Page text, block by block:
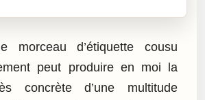
morceau d’étiquette cousu
peut produire en moi la
concrète d’une multitude